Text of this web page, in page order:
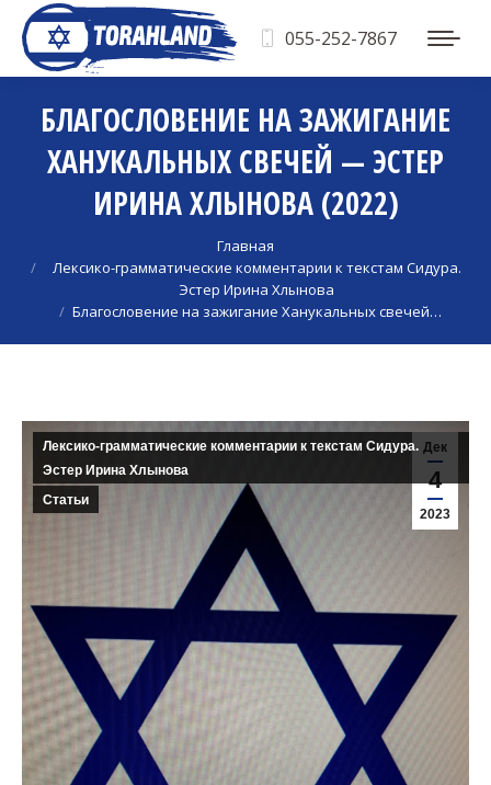
055-252-7867
БЛАГОСЛОВЕНИЕ НА ЗАЖИГАНИЕ
ХАНУКАЛЬНЫХ СВЕЧЕЙ — ЭСТЕР
ИРИНА ХЛЫНОВА (2022)
Главная
Лексико-грамматические комментарии к текстам Сидура.
Эстер Ирина Хлынова
Благословение на зажигание Ханукальных свечей…
Дек
4
2023
Лексико-грамматические комментарии к текстам Сидура.
Эстер Ирина Хлынова
Статьи